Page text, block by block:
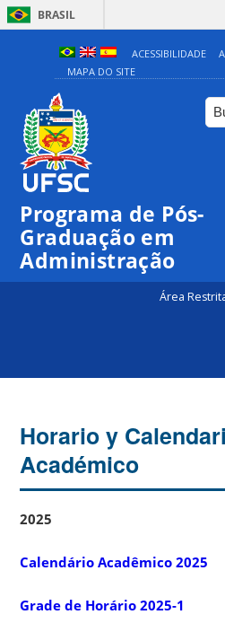
BRASIL
ACESSIBILIDADE
MAPA DO SITE
Programa de Pós-
Graduação em
Administração
Área
Horario y
Académico
2025
Calendário Acadêmico 2025
Grade de Horário 2025-1